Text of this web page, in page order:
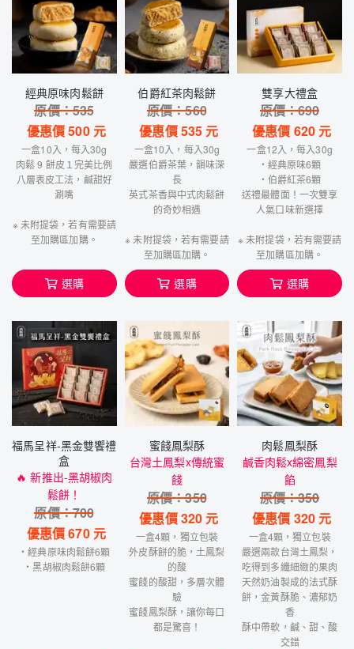
經典原味肉鬆餅
原價：535
優惠價500元
一盒10入，每入30g
肉鬆 9 餅皮１完美比例
八層表皮工法，鹹甜好
涮嘴
※ 未附提袋，若有需要請
至加購區加購。
選購
伯爵紅茶肉鬆餅
原價：560
優惠價535 元
一盒10入，每入30g
嚴選伯爵茶葉，韻味深
長
英式茶香與中式肉鬆餅
的奇妙相遇
※ 未附提袋，若有需要請
至加購區加購。
選購
雙享大禮盒
原價：690
優惠價 620元
一盒12入，每入30g
・經典原味6顆
・伯爵紅茶6顆
送禮最體面！一次雙享
人氣口味新選擇
※ 未附提袋，若有需要請
至加購區加購。
選購
福馬呈祥-黑金雙饗禮
盒
🔥 新推出-黑胡椒肉
鬆餅！
原價：700
優惠價670元
・經典原味肉鬆餅6顆
・黑胡椒肉鬆餅6顆
蜜餞鳳梨酥
台灣土鳳梨x傳統蜜
餞
原價：350
優惠價320 元
一盒4顆，獨立包裝
外皮酥餅的脆，土鳳梨
的酸
蜜餞的酸甜，多層次體
驗
蜜餞鳳梨酥，讓你每口
都是驚喜！
肉鬆鳳梨酥
鹹香肉鬆x綿密鳳梨
餡
原價：350
優惠價 320元
一盒4顆，獨立包裝
嚴選兩款台灣土鳳梨，
吃得到多纖細緻的果肉
天然奶油製成的法式酥
餅，金黃酥脆、濃郁奶
香
酥中帶軟，鹹、甜、酸
交錯